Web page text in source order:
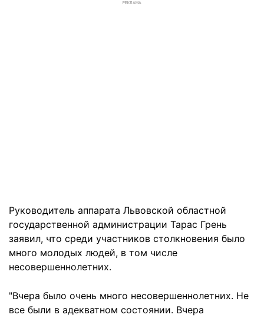
РЕКЛАМА
Руководитель аппарата Львовской областной
государственной администрации Тарас Грень
заявил, что среди участников столкновения было
много молодых людей, в том числе
несовершеннолетних.
"Вчера было очень много несовершеннолетних. Не
все были в адекватном состоянии. Вчера